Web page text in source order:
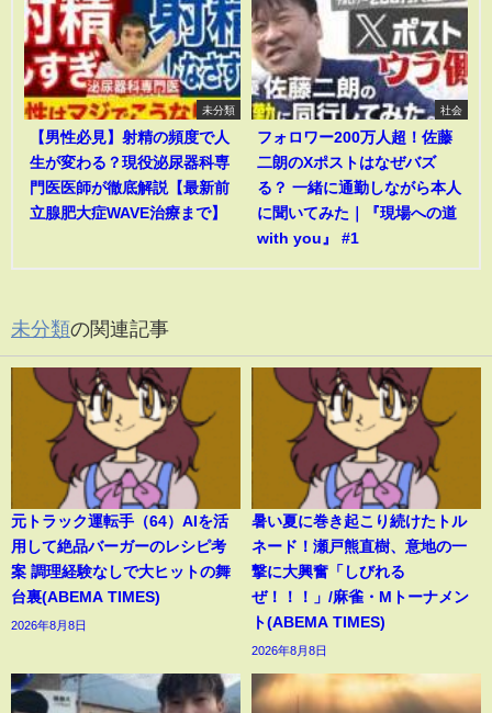
未分類
【男性必見】射精の頻度で人
生が変わる？現役泌尿器科専
門医医師が徹底解説【最新前
立腺肥大症WAVE治療まで】
社会
フォロワー200万人超！佐藤
二朗のXポストはなぜバズ
る？ 一緒に通勤しながら本人
に聞いてみた｜『現場への道
with you』 #1
未分類の関連記事
元トラック運転手（64）AIを活
用して絶品バーガーのレシピ考
案 調理経験なしで大ヒットの舞
台裏(ABEMA TIMES)
2026年8月8日
暑い夏に巻き起こり続けたトル
ネード！瀬戸熊直樹、意地の一
撃に大興奮「しびれる
ぜ！！！」/麻雀・Mトーナメン
ト(ABEMA TIMES)
2026年8月8日